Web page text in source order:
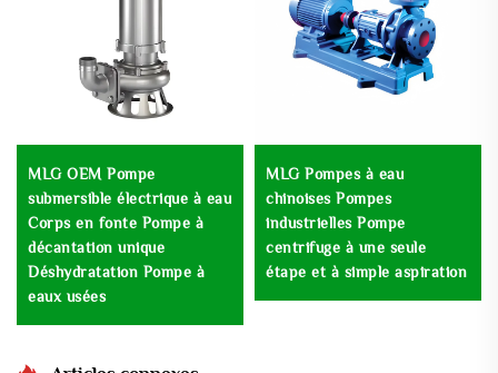
MLG OEM Pompe
submersible électrique à eau
Corps en fonte Pompe à
décantation unique
Déshydratation Pompe à
eaux usées
MLG Pompes à eau
chinoises Pompes
industrielles Pompe
centrifuge à une seule
étape et à simple aspiration